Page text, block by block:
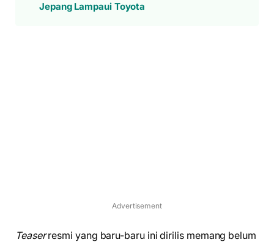
Jepang Lampaui Toyota
Advertisement
Teaserresmi yang baru-baru ini dirilis memang belum